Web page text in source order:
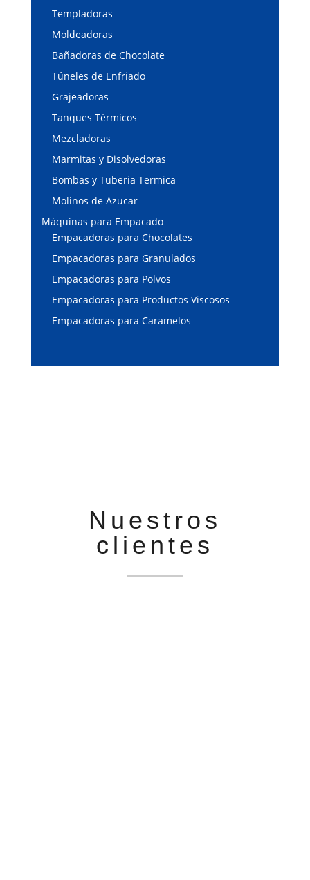
Templadoras
Moldeadoras
Bañadoras de Chocolate
Túneles de Enfriado
Grajeadoras
Tanques Térmicos
Mezcladoras
Marmitas y Disolvedoras
Bombas y Tuberia Termica
Molinos de Azucar
Máquinas para Empacado
Empacadoras para Chocolates
Empacadoras para Granulados
Empacadoras para Polvos
Empacadoras para Productos Viscosos
Empacadoras para Caramelos
Nuestros
clientes